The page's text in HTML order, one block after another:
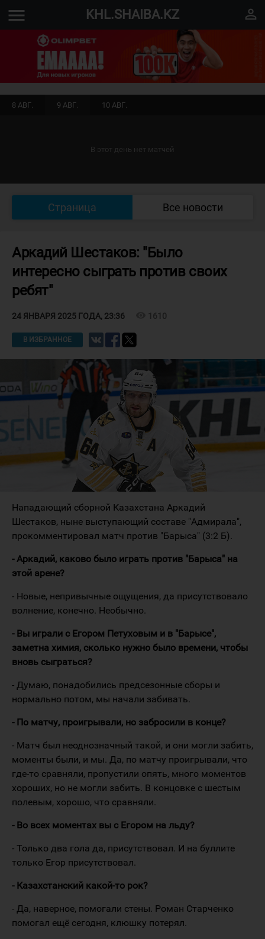
menu KHL.SHAIBA.KZ perm_identity
8 АВГ. 9 АВГ. 10 АВГ.
В этот день нет матчей
Страница Все новости
Аркадий Шестаков: "Было
интересно сыграть против своих
ребят"
24 ЯНВАРЯ 2025 ГОДА, 23:36 1610
В ИЗБРАННОЕ
Нападающий сборной Казахстана Аркадий
Шестаков, ныне выступающий составе "Адмирала",
прокомментировал матч против "Барыса" (3:2 Б).
- Аркадий, каково было играть против "Барыса" на
этой арене?
- Новые, непривычные ощущения, да присутствовало
волнение, конечно. Необычно.
- Вы играли с Егором Петуховым и в "Барысе",
заметна химия, сколько нужно было времени, чтобы
вновь сыграться?
- Думаю, понадобились предсезонные сборы и
нормально потом, мы начали забивать.
- По матчу, проигрывали, но забросили в конце?
- Матч был неоднозначный такой, и они могли забить,
моменты были, и мы. Да, по матчу проигрывали, что
где-то сравняли, пропустили опять, много моментов
хороших, но не могли забить. В концовке с шестым
полевым, хорошо, что сравняли.
- Во всех моментах вы с Егором на льду?
- Только два гола да, присутствовал. И на буллите
только Егор присутствовал.
- Казахстанский какой-то рок?
- Да, наверное, помогали стены. Роман Старченко
помогал ещё сегодня, клюшку потерял.